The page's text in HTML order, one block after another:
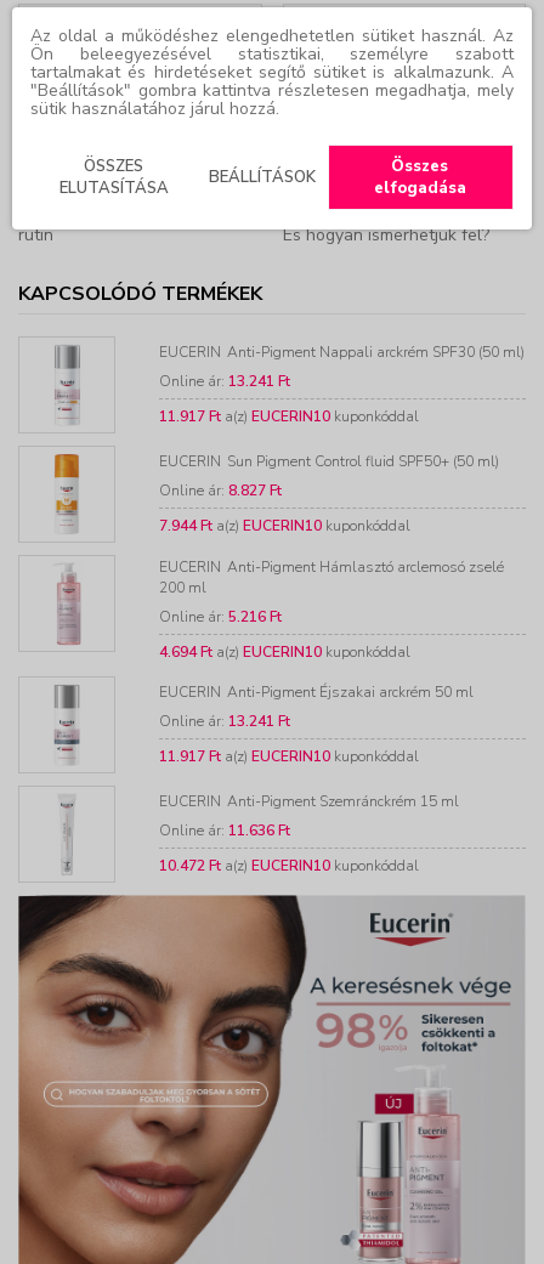
rutin
Hiperpigmentáció: mit jelent –
És hogyan ismerhetjük fel?
KAPCSOLÓDÓ TERMÉKEK
EUCERIN Anti-Pigment Nappali arckrém SPF30 (50 ml)
Online ár: 13.241 Ft
11.917 Ft a(z) EUCERIN10 kuponkóddal
EUCERIN Sun Pigment Control fluid SPF50+ (50 ml)
Online ár: 8.827 Ft
7.944 Ft a(z) EUCERIN10 kuponkóddal
EUCERIN Anti-Pigment Hámlasztó arclemosó zselé
200 ml
Online ár: 5.216 Ft
4.694 Ft a(z) EUCERIN10 kuponkóddal
EUCERIN Anti-Pigment Éjszakai arckrém 50 ml
Online ár: 13.241 Ft
11.917 Ft a(z) EUCERIN10 kuponkóddal
EUCERIN Anti-Pigment Szemránckrém 15 ml
Online ár: 11.636 Ft
10.472 Ft a(z) EUCERIN10 kuponkóddal
Az oldal a működéshez elengedhetetlen sütiket használ. Az
Ön beleegyezésével statisztikai, személyre szabott
tartalmakat és hirdetéseket segítő sütiket is alkalmazunk. A
"Beállítások" gombra kattintva részletesen megadhatja, mely
sütik használatához járul hozzá.
ÖSSZES
ELUTASÍTÁSA
BEÁLLÍTÁSOK
Összes
elfogadása